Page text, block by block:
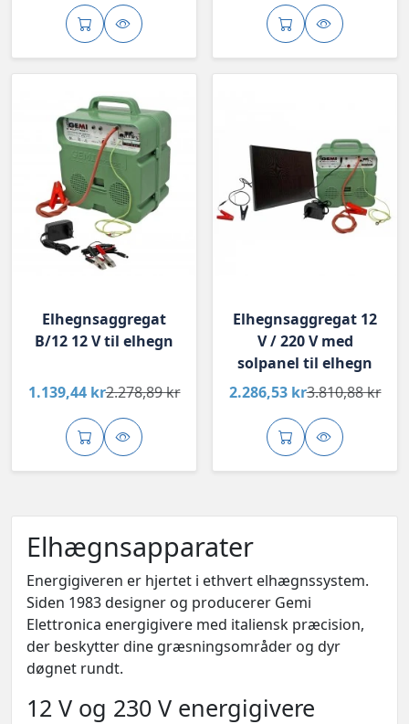
Elhegnsaggregat
B/12 12 V til elhegn
1.139,44 kr2.278,89 kr
Elhegnsaggregat 12
V / 220 V med
solpanel til elhegn
2.286,53 kr3.810,88 kr
Elhægnsapparater
Energigiveren er hjertet i ethvert elhægnssystem.
Siden 1983 designer og producerer Gemi
Elettronica energigivere med italiensk præcision,
der beskytter dine græsningsområder og dyr
døgnet rundt.
12 V og 230 V energigivere